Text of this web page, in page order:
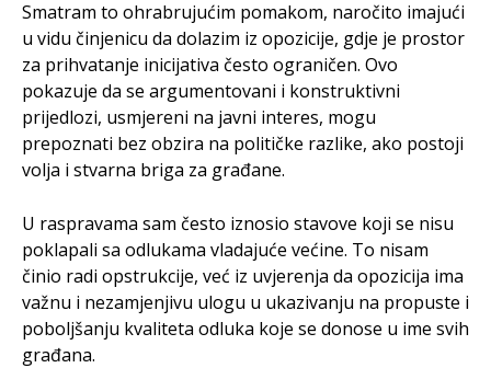
Smatram to ohrabrujućim pomakom, naročito imajući
u vidu činjenicu da dolazim iz opozicije, gdje je prostor
za prihvatanje inicijativa često ograničen. Ovo
pokazuje da se argumentovani i konstruktivni
prijedlozi, usmjereni na javni interes, mogu
prepoznati bez obzira na političke razlike, ako postoji
volja i stvarna briga za građane.
U raspravama sam često iznosio stavove koji se nisu
poklapali sa odlukama vladajuće većine. To nisam
činio radi opstrukcije, već iz uvjerenja da opozicija ima
važnu i nezamjenjivu ulogu u ukazivanju na propuste i
poboljšanju kvaliteta odluka koje se donose u ime svih
građana.